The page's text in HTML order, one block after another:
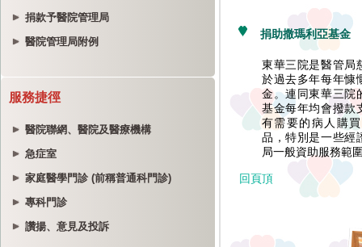
捐款予醫院管理局
醫院管理局附例
服務捷徑
醫院聯網、醫院及醫療機構
急症室
家庭醫學門診 (前稱普通科門診)
專科門診
讚揚、意見及投訴